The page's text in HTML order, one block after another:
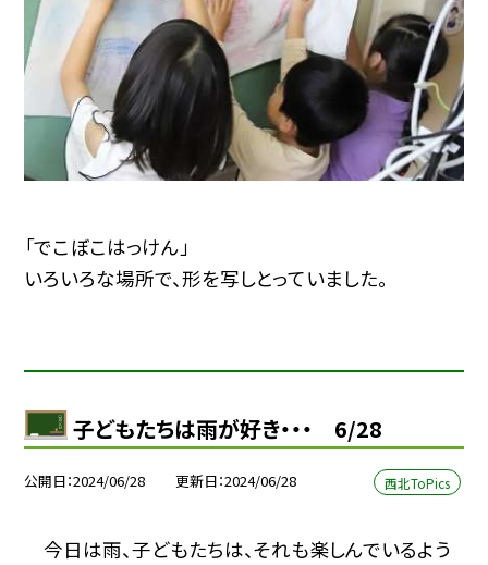
「でこぼこはっけん」
いろいろな場所で、形を写しとっていました。
子どもたちは雨が好き・・・ 6/28
公開日 2024/06/28 更新日 2024/06/28 西北ToPics
今日は雨、子どもたちは、それも楽しんでいるよう